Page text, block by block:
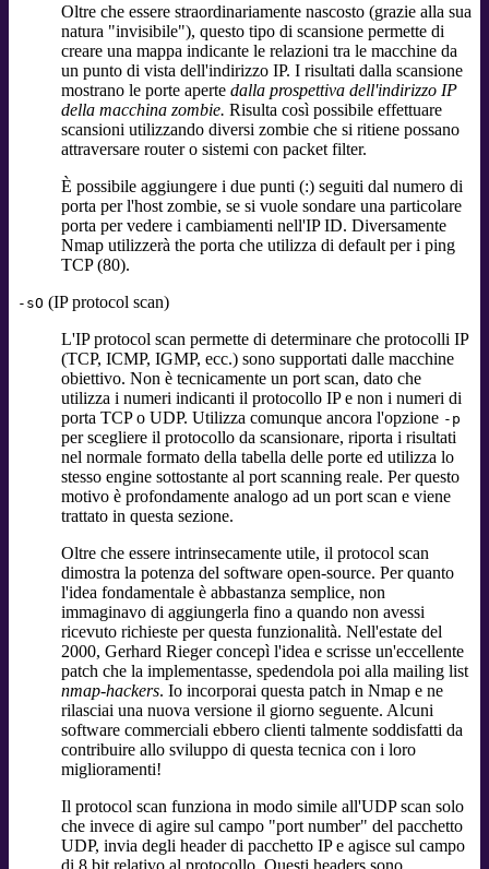
Oltre che essere straordinariamente nascosto (grazie alla sua
natura "invisibile"), questo tipo di scansione permette di
creare una mappa indicante le relazioni tra le macchine da
un punto di vista dell'indirizzo IP. I risultati dalla scansione
mostrano le porte aperte dalla prospettiva dell'indirizzo IP
della macchina zombie. Risulta così possibile effettuare
scansioni utilizzando diversi zombie che si ritiene possano
attraversare router o sistemi con packet filter.
È possibile aggiungere i due punti (:) seguiti dal numero di
porta per l'host zombie, se si vuole sondare una particolare
porta per vedere i cambiamenti nell'IP ID. Diversamente
Nmap utilizzerà the porta che utilizza di default per i ping
TCP (80).
-sO (IP protocol scan)
L'IP protocol scan permette di determinare che protocolli IP
(TCP, ICMP, IGMP, ecc.) sono supportati dalle macchine
obiettivo. Non è tecnicamente un port scan, dato che
utilizza i numeri indicanti il protocollo IP e non i numeri di
porta TCP o UDP. Utilizza comunque ancora l'opzione -p
per scegliere il protocollo da scansionare, riporta i risultati
nel normale formato della tabella delle porte ed utilizza lo
stesso engine sottostante al port scanning reale. Per questo
motivo è profondamente analogo ad un port scan e viene
trattato in questa sezione.
Oltre che essere intrinsecamente utile, il protocol scan
dimostra la potenza del software open-source. Per quanto
l'idea fondamentale è abbastanza semplice, non
immaginavo di aggiungerla fino a quando non avessi
ricevuto richieste per questa funzionalità. Nell'estate del
2000, Gerhard Rieger concepì l'idea e scrisse un'eccellente
patch che la implementasse, spedendola poi alla mailing list
nmap-hackers. Io incorporai questa patch in Nmap e ne
rilasciai una nuova versione il giorno seguente. Alcuni
software commerciali ebbero clienti talmente soddisfatti da
contribuire allo sviluppo di questa tecnica con i loro
miglioramenti!
Il protocol scan funziona in modo simile all'UDP scan solo
che invece di agire sul campo "port number" del pacchetto
UDP, invia degli header di pacchetto IP e agisce sul campo
di 8 bit relativo al protocollo. Questi headers sono